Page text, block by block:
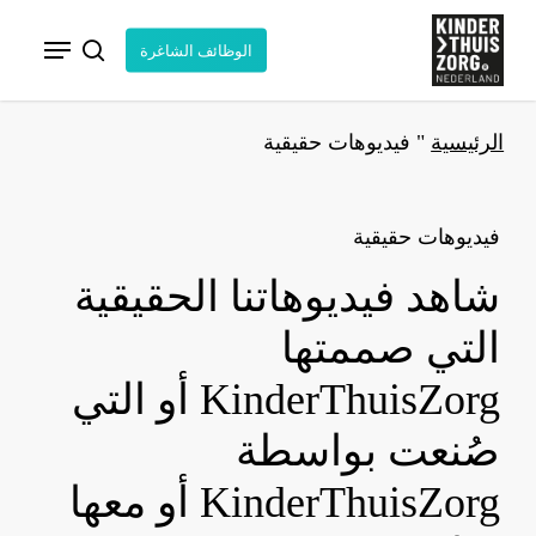
تخطي
المحتوى
الوظائف الشاغرةالبحث
قائمة الطعام
الرئيسية " فيديوهات حقيقية
فيديوهات حقيقية
شاهد فيديوهاتنا الحقيقية
التي صممتها
KinderThuisZorg أو التي
صُنعت بواسطة
KinderThuisZorg أو معها